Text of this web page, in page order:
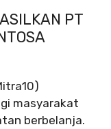
PT
masyarakat
berbelanja.